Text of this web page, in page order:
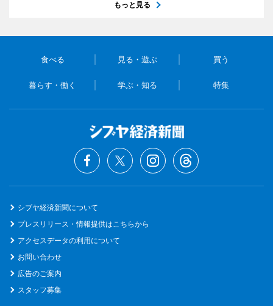
もっと見る
食べる 見る・遊ぶ 買う
暮らす・働く 学ぶ・知る 特集
シブヤ経済新聞について
プレスリリース・情報提供はこちらから
アクセスデータの利用について
お問い合わせ
広告のご案内
スタッフ募集